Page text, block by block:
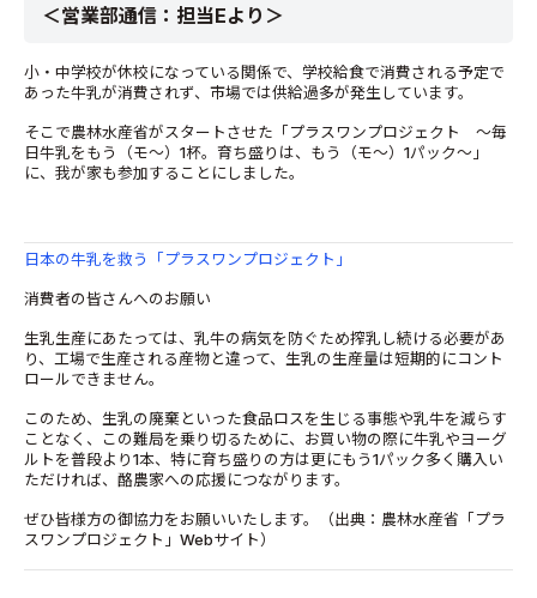
＜営業部通信：担当Eより＞
小・中学校が休校になっている関係で、学校給食で消費される予定で
あった牛乳が消費されず、市場では供給過多が発生しています。
そこで農林水産省がスタートさせた「プラスワンプロジェクト ～毎
日牛乳をもう（モ～）1杯。育ち盛りは、もう（モ～）1パック～」
に、我が家も参加することにしました。
日本の牛乳を救う「プラスワンプロジェクト」
消費者の皆さんへのお願い
生乳生産にあたっては、乳牛の病気を防ぐため搾乳し続ける必要があ
り、工場で生産される産物と違って、生乳の生産量は短期的にコント
ロールできません。
このため、生乳の廃棄といった食品ロスを生じる事態や乳牛を減らす
ことなく、この難局を乗り切るために、お買い物の際に牛乳やヨーグ
ルトを普段より1本、特に育ち盛りの方は更にもう1パック多く購入い
ただければ、酪農家への応援につながります。
ぜひ皆様方の御協力をお願いいたします。（出典：農林水産省「プラ
スワンプロジェクト」Webサイト）